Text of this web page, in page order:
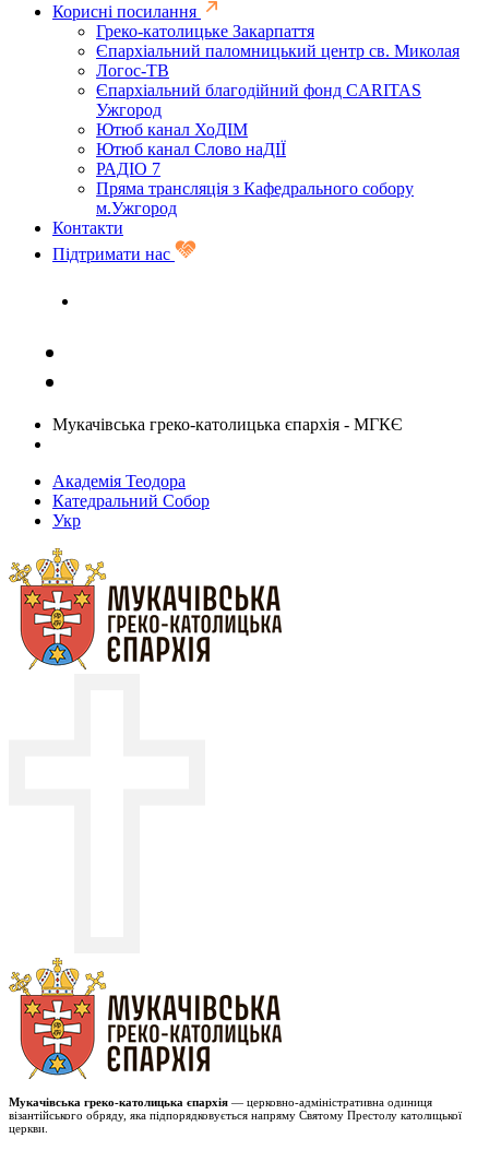
Корисні посилання
Греко-католицьке Закарпаття
Єпархіальний паломницький центр св. Миколая
Логос-ТВ
Єпархіальний благодійний фонд CARITAS
Ужгород
Ютюб канал ХоДІМ
Ютюб канал Слово наДІЇ
РАДІО 7
Пряма трансляція з Кафедрального собору
м.Ужгород
Контакти
Підтримати нас
Мукачівська греко-католицька єпархія - МГКЄ
Академія Теодора
Катедральний Собор
Укр
Мукачівська греко-католицька єпархія — церковно-адміністративна одиниця
візантійського обряду, яка підпорядковується напряму Святому Престолу католицької
церкви.